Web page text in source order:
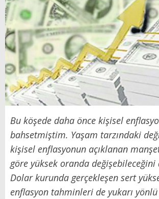
Bu köşede daha önce kişisel
bahsetmiştim. Yaşam tarzındaki
kişisel enflasyonun açıklanan
göre yüksek oranda değişebileceğini
Dolar kurunda gerçekleşen sert
enflasyon tahminleri de yukarı